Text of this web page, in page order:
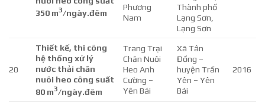
350 m3/ngày.đêm
Phương
Nam
Thành phố
Lạng Sơn,
Lạng Sơn
20
Thiết kế, thi công
hệ thống xử lý
nước thải chăn
nuôi heo công suất
80 m3/ngày.đêm
Trang Trại
Chăn Nuôi
Heo Anh
Cường –
Yên Bái
Xã Tân
Đồng –
huyện Trấn
Yên – Yên
Bái
2016